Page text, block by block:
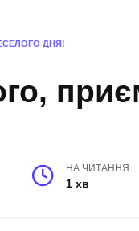
ДНЯ!
НА ЧИТАННЯ
1 хв